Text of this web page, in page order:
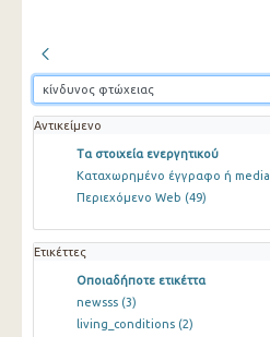
Αντικείμενο
Τα στοιχεία ενεργητικού
Καταχωρημένο έγγραφο ή media
Περιεχόμενο Web (49)
Ετικέττες
Οποιαδήποτε ετικέττα
newsss (3)
living_conditions (2)